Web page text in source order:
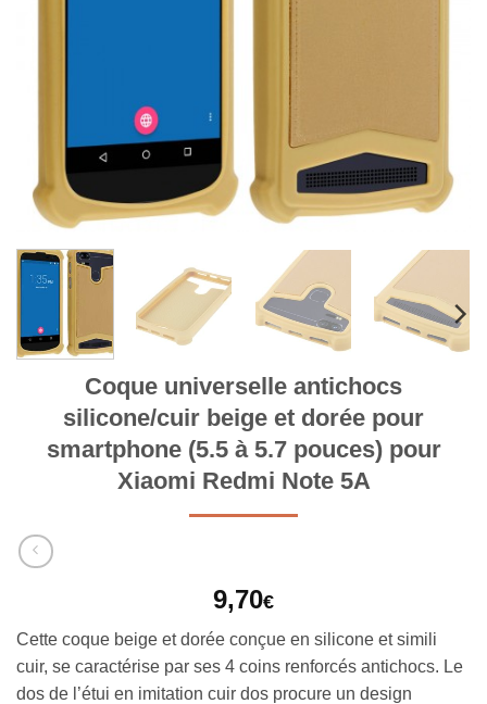
Coque universelle antichocs
silicone/cuir beige et dorée pour
smartphone (5.5 à 5.7 pouces) pour
Xiaomi Redmi Note 5A
9,70€
Cette coque beige et dorée conçue en silicone et simili
cuir, se caractérise par ses 4 coins renforcés antichocs. Le
dos de l’étui en imitation cuir dos procure un design